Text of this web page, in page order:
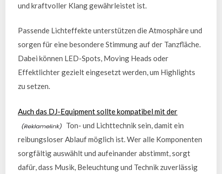
und kraftvoller Klang gewährleistet ist.
Passende Lichteffekte unterstützen die Atmosphäre und
sorgen für eine besondere Stimmung auf der Tanzfläche.
Dabei können LED-Spots, Moving Heads oder
Effektlichter gezielt eingesetzt werden, um Highlights
zu setzen.
Auch das DJ-Equipment sollte kompatibel mit der
Ton- und Lichttechnik sein, damit ein
reibungsloser Ablauf möglich ist. Wer alle Komponenten
sorgfältig auswählt und aufeinander abstimmt, sorgt
dafür, dass Musik, Beleuchtung und Technik zuverlässig